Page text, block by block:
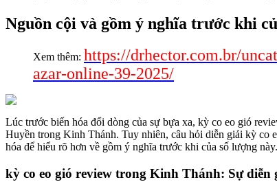
Nguồn cội và gồm ý nghĩa trước khi
Xem thêm: https://drhector.com.br/
azar-online-39-2025/
Lúc trước biến hóa đổi dòng của sự bựa xa, kỳ co eo gió
Huyền trong Kinh Thánh. Tuy nhiên, câu hỏi diễn giải kỳ co
hóa để hiểu rõ hơn về gồm ý nghĩa trước khi của số lượng này.
kỳ co eo gió review trong Kinh Thánh: Sự diễn